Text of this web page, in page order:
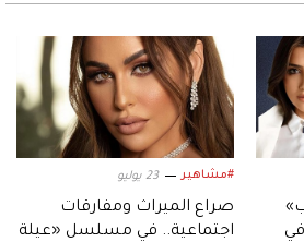
#مشاهير 23 يوليو
صراع الميراث ومفارقات
اجتماعية.. في مسلسل «عيلة